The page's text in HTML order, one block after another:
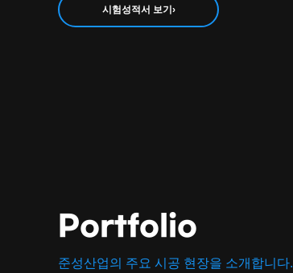
시험성적서 보기›
Portfolio
준성산업의 주요 시공 현장을 소개합니다.